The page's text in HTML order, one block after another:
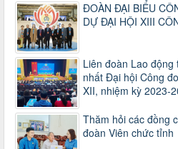
37/HD-TLĐ
Hướng dẫn Công đoàn với việc tổ
Ban Thanh tra Nhân dân
Thời gian đăng: 27/12/2024
lượt xem: 4953 | lượt tải:1355
35/HD-TLĐ
Hướng dẫn thực hiện một số nội
công tác kiểm tra, giám sát tại
Thời gian đăng: 27/12/2024
lượt xem: 2078 | lượt tải:510
ĐOÀN ĐẠI BIỂU
DỰ ĐẠI HỘI XIII
Liên đoàn Lao
nhất Đại hội Công
XII, nhiệm kỳ 2023-
Thăm hỏi các đồng
đoàn Viên chức tỉnh